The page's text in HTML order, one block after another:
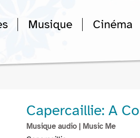
Musique Cinéma
Capercaillie: A
Musique audio | Music Me